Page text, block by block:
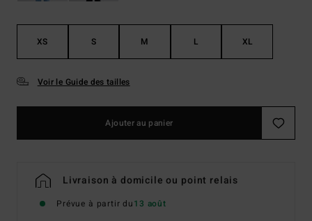
XS S M L XL
Voir le Guide des tailles
Ajouter au panier
Livraison à domicile ou point relais
Prévue à partir du13 août